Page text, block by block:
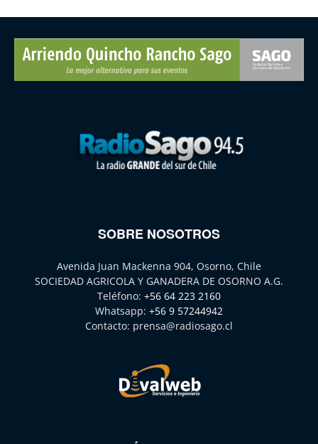
SOBRE NOSOTROS
Avenida Juan Mackenna 904, Osorno, Chile
SOCIEDAD AGRICOLA Y GANADERA DE OSORNO A.G.
Teléfono: +56 64 223 2160
Whatsapp: +56 9 57244942
Contacto: prensa@radiosago.cl